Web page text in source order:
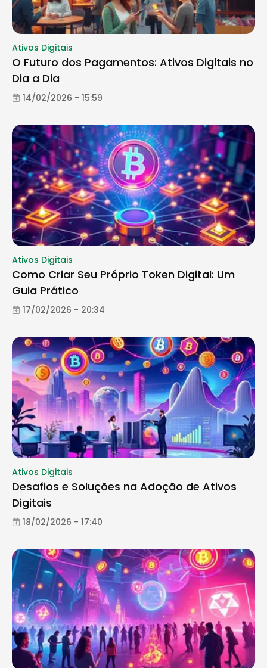
Ativos Digitais
O Futuro dos Pagamentos: Ativos Digitais no
Dia a Dia
14/02/2026 - 15:59
Ativos Digitais
Como Criar Seu Próprio Token Digital: Um
Guia Prático
17/02/2026 - 20:34
Ativos Digitais
Desafios e Soluções na Adoção de Ativos
Digitais
18/02/2026 - 17:40